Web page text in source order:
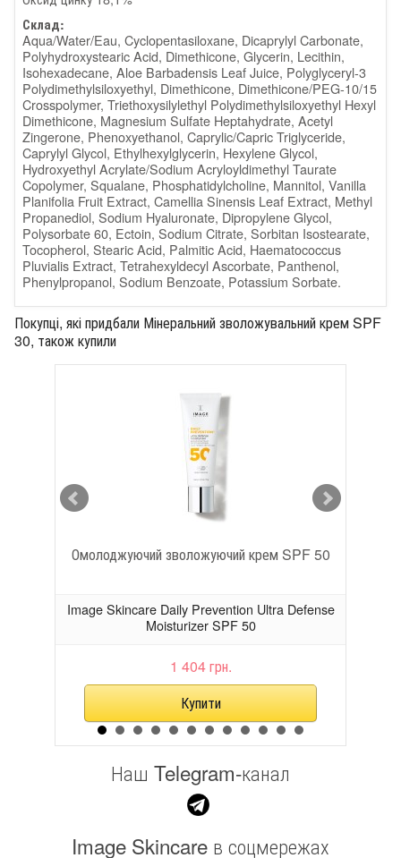
Склад:
Aqua/Water/Eau, Cyclopentasiloxane, Dicaprylyl Carbonate,
Polyhydroxystearic Acid, Dimethicone, Glycerin, Lecithin,
Isohexadecane, Aloe Barbadensis Leaf Juice, Polyglyceryl-3
Polydimethylsiloxyethyl, Dimethicone, Dimethicone/PEG-10/15
Crosspolymer, Triethoxysilylethyl Polydimethylsiloxyethyl Hexyl
Dimethicone, Magnesium Sulfate Heptahydrate, Acetyl
Zingerone, Phenoxyethanol, Caprylic/Capric Triglyceride,
Caprylyl Glycol, Ethylhexylglycerin, Hexylene Glycol,
Hydroxyethyl Acrylate/Sodium Acryloyldimethyl Taurate
Copolymer, Squalane, Phosphatidylcholine, Mannitol, Vanilla
Planifolia Fruit Extract, Camellia Sinensis Leaf Extract, Methyl
Propanediol, Sodium Hyaluronate, Dipropylene Glycol,
Polysorbate 60, Ectoin, Sodium Citrate, Sorbitan Isostearate,
Tocopherol, Stearic Acid, Palmitic Acid, Haematococcus
Pluvialis Extract, Tetrahexyldecyl Ascorbate, Panthenol,
Phenylpropanol, Sodium Benzoate, Potassium Sorbate.
Покупці, які придбали Мінеральний зволожувальний крем SPF
30, також купили
Омолоджуючий зволожуючий крем SPF 50
Image Skincare Daily Prevention Ultra Defense
Moisturizer SPF 50
1 404 грн.
Наш Telegram-канал
Image Skincare в соцмережах